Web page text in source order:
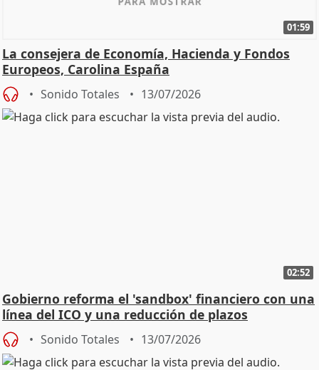
01:59
La consejera de Economía, Hacienda y Fondos
Europeos, Carolina España
Sonido Totales 13/07/2026
02:52
Gobierno reforma el 'sandbox' financiero con una
línea del ICO y una reducción de plazos
Sonido Totales 13/07/2026